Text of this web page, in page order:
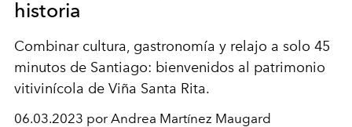
historia
Combinar cultura, gastronomía y relajo a solo 45
minutos de Santiago: bienvenidos al patrimonio
vitivinícola de Viña Santa Rita.
06.03.2023 por Andrea Martínez Maugard